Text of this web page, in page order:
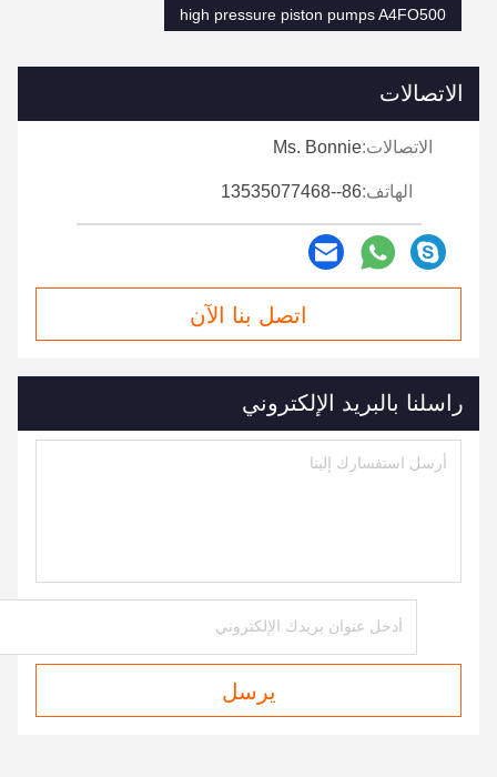
high pressure piston pumps A4FO500
الاتصالات
الاتصالات:Ms. Bonnie
الهاتف:86--13535077468
اتصل بنا الآن
راسلنا بالبريد الإلكتروني
يرسل